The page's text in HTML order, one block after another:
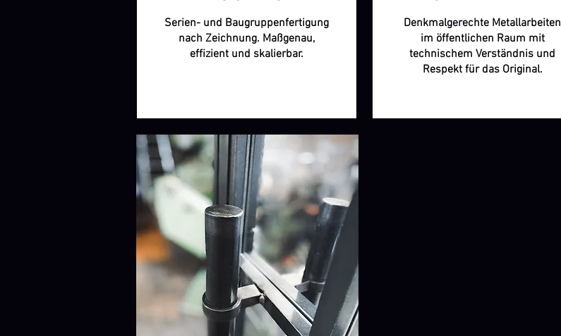
Serien- und Baugruppenfertigung
nach Zeichnung. Maßgenau,
effizient und skalierbar.
Denkmalgerechte Metallarbeiten
im öffentlichen Raum mit
technischem Verständnis und
Respekt für das Original.